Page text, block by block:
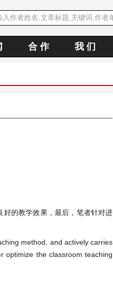
合 作 我 们
好的教学效果，最后，笔者针对进
method, and actively carries
optimize the classroom teaching